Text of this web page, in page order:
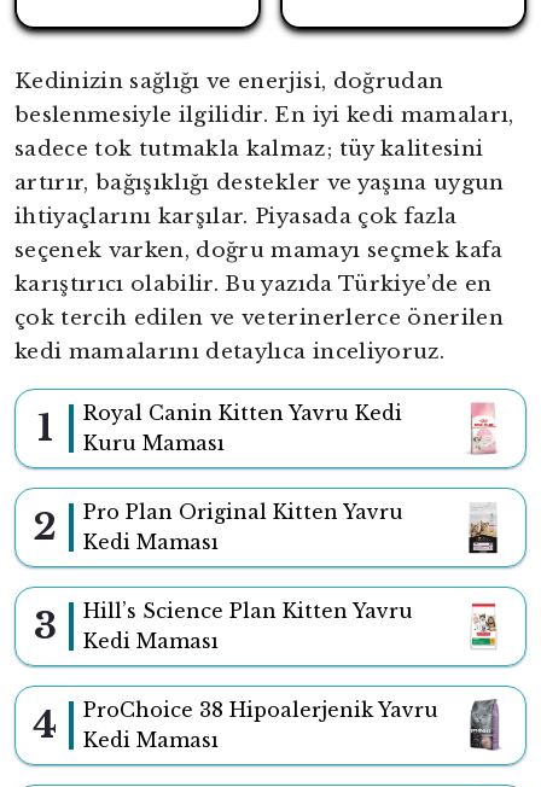
Kedinizin sağlığı ve enerjisi, doğrudan
beslenmesiyle ilgilidir. En iyi kedi mamaları,
sadece tok tutmakla kalmaz; tüy kalitesini
artırır, bağışıklığı destekler ve yaşına uygun
ihtiyaçlarını karşılar. Piyasada çok fazla
seçenek varken, doğru mamayı seçmek kafa
karıştırıcı olabilir. Bu yazıda Türkiye’de en
çok tercih edilen ve veterinerlerce önerilen
kedi mamalarını detaylıca inceliyoruz.
1
Royal Canin Kitten Yavru Kedi
Kuru Maması
2
Pro Plan Original Kitten Yavru
Kedi Maması
3
Hill’s Science Plan Kitten Yavru
Kedi Maması
4
ProChoice 38 Hipoalerjenik Yavru
Kedi Maması